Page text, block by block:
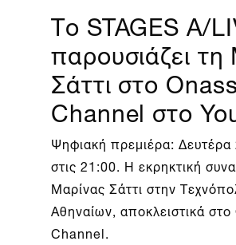
Το STAGES A/
παρουσιάζει
Σάττι στο
Channel στο
Ψηφιακή πρεμιέρα: Δευτέρα
στις 21:00. Η εκρηκτική
Μαρίνας Σάττι στην
Αθηναίων, αποκλειστικά
Channel.